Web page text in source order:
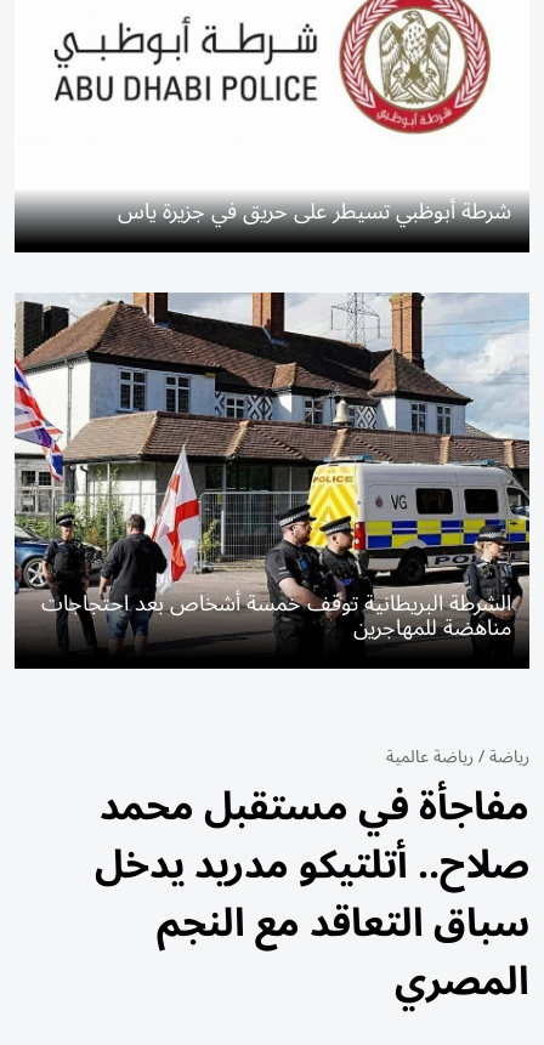
شرطة أبوظبي تسيطر على حريق في جزيرة ياس
الشرطة البريطانية توقف خمسة أشخاص بعد احتجاجات
مناهضة للمهاجرين
رياضة/رياضة عالمية
مفاجأة في مستقبل محمد
صلاح.. أتلتيكو مدريد يدخل
سباق التعاقد مع النجم
المصري